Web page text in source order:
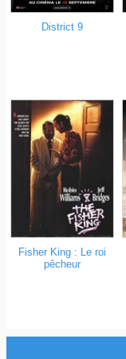
District 9
Fisher King : Le roi
pêcheur